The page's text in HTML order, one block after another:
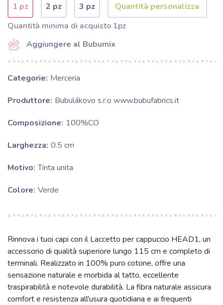
1 pz 2 pz
3 pz
Quantità minima di acquisto 1pz
Aggiungere al Bubumix
Categorie: Merceria
Produttore: Bubulákovo s.r.o www.bubufabrics.it
Composizione: 100%CO
Larghezza: 0.5 cm
Motivo: Tinta unita
Colore: Verde
Rinnova i tuoi capi con il Laccetto per cappuccio HEAD1, un
accessorio di qualità superiore lungo 115 cm e completo di
terminali. Realizzato in 100% puro cotone, offre una
sensazione naturale e morbida al tatto, eccellente
traspirabilità e notevole durabilità. La fibra naturale assicura
comfort e resistenza all'usura quotidiana e ai frequenti